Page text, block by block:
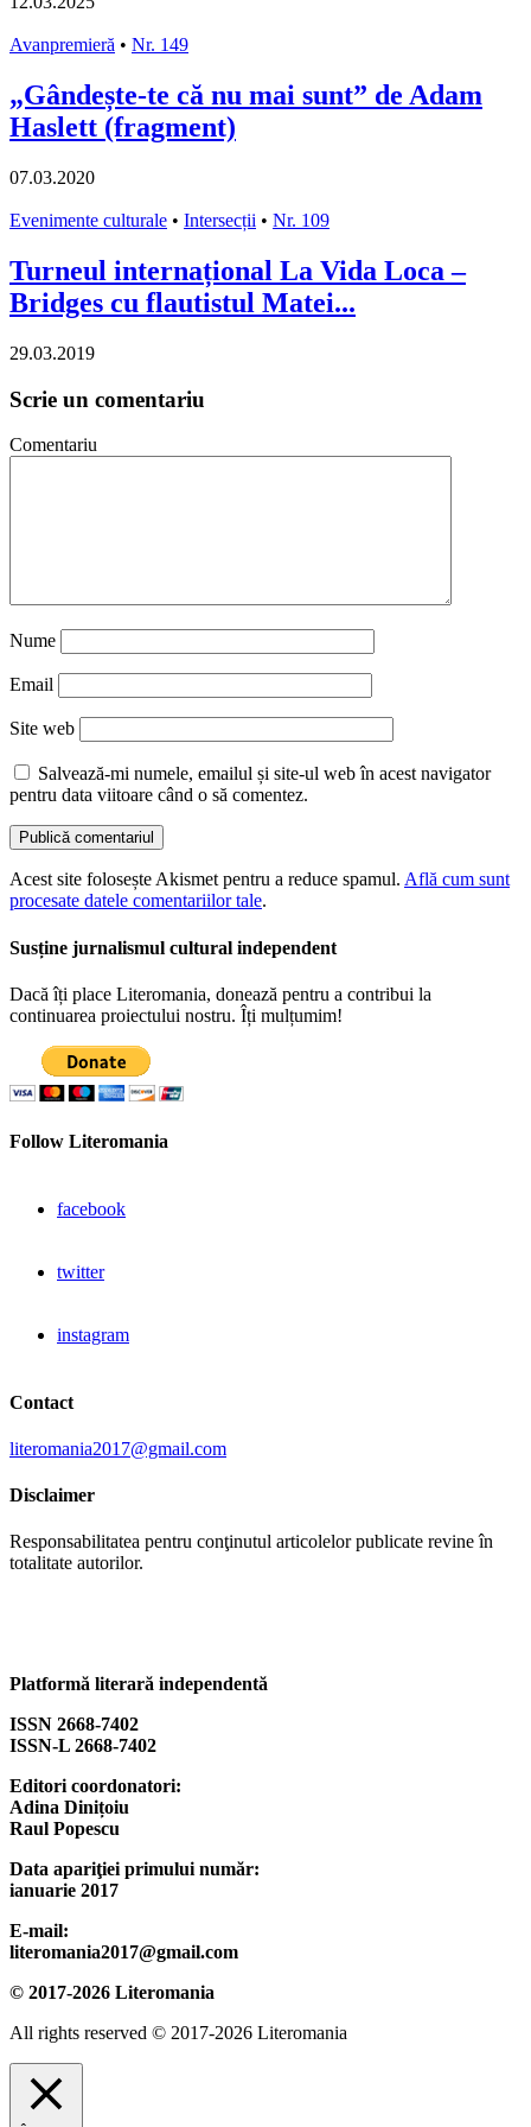
Avanpremieră • Nr. 149
„Gândește-te că nu mai sunt” de Adam
Haslett (fragment)
07.03.2020
Evenimente culturale • Intersecții • Nr. 109
Turneul internațional La Vida Loca –
Bridges cu flautistul Matei...
29.03.2019
Scrie un comentariu
Comentariu
Nume
Email
Site web
Salvează-mi numele, emailul și site-ul web în acest navigator
pentru data viitoare când o să comentez.
Acest site folosește Akismet pentru a reduce spamul. Află cum sunt
procesate datele comentariilor tale.
Susține jurnalismul cultural independent
Dacă îți place Literomania, donează pentru a contribui la
continuarea proiectului nostru. Îți mulțumim!
Follow Literomania
facebook
twitter
instagram
Contact
literomania2017@gmail.com
Disclaimer
Responsabilitatea pentru conţinutul articolelor publicate revine în
totalitate autorilor.
Platformă literară independentă
ISSN 2668-7402
ISSN-L 2668-7402
Editori coordonatori:
Adina Dinițoiu
Raul Popescu
Data apariţiei primului număr:
ianuarie 2017
E-mail:
literomania2017@gmail.com
© 2017-2026 Literomania
All rights reserved © 2017-2026 Literomania